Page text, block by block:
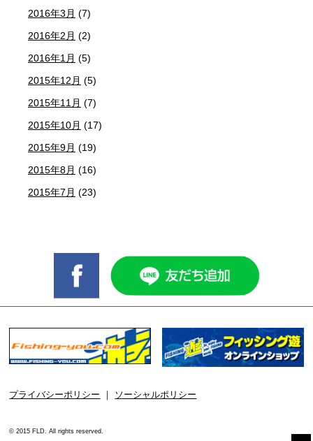
2016年3月 (7)
2016年2月 (2)
2016年1月 (5)
2015年12月 (5)
2015年11月 (7)
2015年10月 (17)
2015年9月 (19)
2015年8月 (16)
2015年7月 (23)
プライバシーポリシー ｜ ソーシャルポリシー
© 2015 FLD. All rights reserved.